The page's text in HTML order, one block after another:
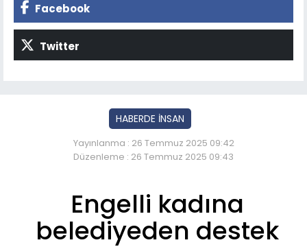
Facebook
Twitter
HABERDE İNSAN
Yayınlanma : 26 Temmuz 2025 09:42
Düzenleme : 26 Temmuz 2025 09:43
Engelli kadına
belediyeden destek